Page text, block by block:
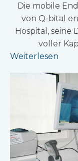
Die mobile
von Q-bital
Hospital,
voller
Weiterlesen